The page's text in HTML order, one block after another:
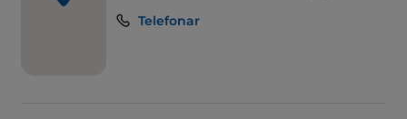
Telefonar